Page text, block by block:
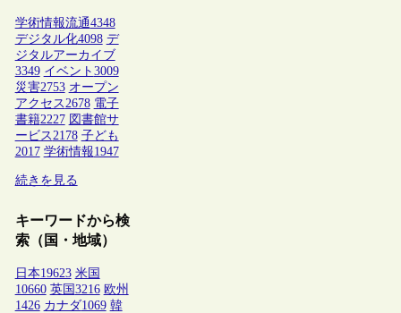
学術情報流通4348
デジタル化4098 デ
ジタルアーカイブ
3349 イベント 3009
災害2753 オープン
アクセス2678 電子
書籍2227 図書館サ
ービス2178 子ども
2017 学術情報1947
続きを見る
キーワードから検
索（国・地域）
日本19623 米国
10660 英国 3216 欧州
1426 カナダ1069 韓